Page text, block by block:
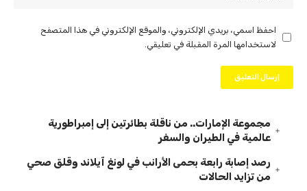
احفظ اسمي، بريدي الإلكتروني، والموقع الإلكتروني في هذا المتصفح
لاستخدامها المرة المقبلة في تعليقي.
مجموعة الإمارات.. من ناقلة بطائرتين إلى إمبراطورية
عالمية في الطيران والسفر
رصد إصابة رابعة بحمى الأرانب في لونغ آيلاند وقلق صحي
من تزايد الحالات